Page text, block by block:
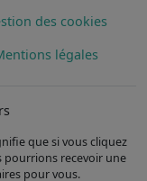
des cookies
légales
que si vous cliquez
pourrions recevoir une
pour vous.